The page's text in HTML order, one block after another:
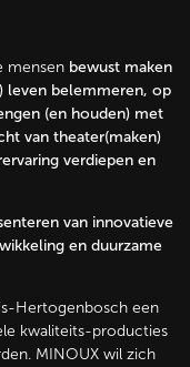
mensen bewust maken
leven belemmeren, op
(en houden) met
van theater(maken)
verdiepen en
van innovatieve
en duurzame
Hertogenbosch een
kwaliteits-producties
MINOUX wil zich